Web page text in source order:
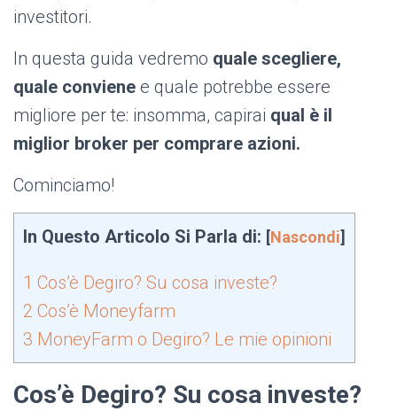
investitori.
In questa guida vedremo quale scegliere,
quale conviene e quale potrebbe essere
migliore per te: insomma, capirai qual è il
miglior broker per comprare azioni.
Cominciamo!
In Questo Articolo Si Parla di: [Nascondi]
1 Cos’è Degiro? Su cosa investe?
2 Cos’è Moneyfarm
3 MoneyFarm o Degiro? Le mie opinioni
Cos’è Degiro? Su cosa investe?